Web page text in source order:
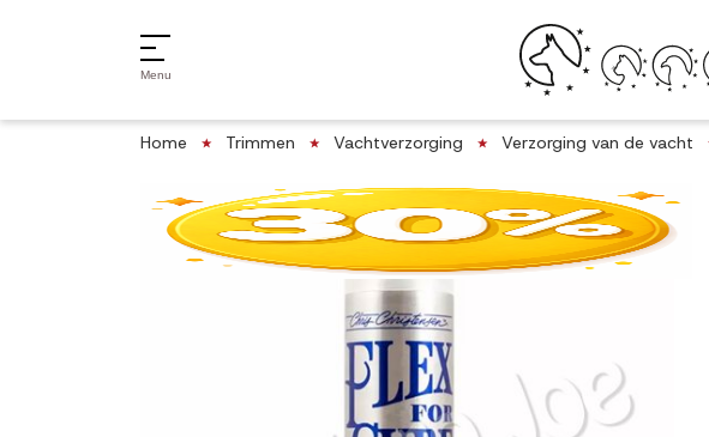
Menu
Home Trimmen Vachtverzorging Verzorging van de vacht